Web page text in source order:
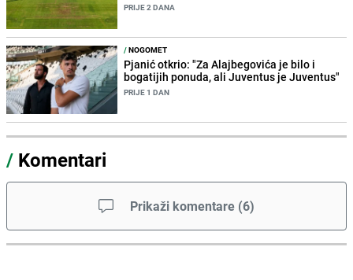
PRIJE 2 DANA
/NOGOMET
Pjanić otkrio: "Za Alajbegovića je bilo i
bogatijih ponuda, ali Juventus je Juventus"
PRIJE 1 DAN
/ Komentari
Prikaži komentare (6)